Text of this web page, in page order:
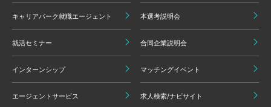
キャリアパーク就職エージェント 本選考説明会
就活セミナー 合同企業説明会
インターンシップ マッチングイベント
エージェントサービス 求人検索/ナビサイト